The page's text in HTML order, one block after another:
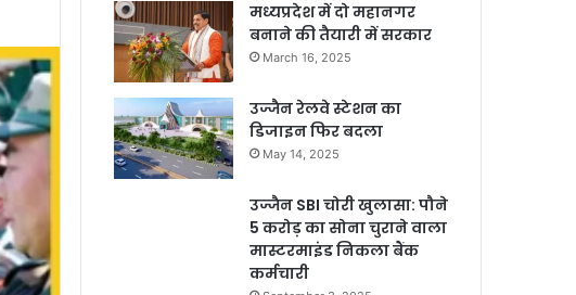
मध्यप्रदेश में दो महानगर
बनाने की तैयारी में सरकार
March 16, 2025
उज्जैन रेलवे स्टेशन का
डिजाइन फिर बदला
May 14, 2025
उज्जैन SBI चोरी खुलासा: पौने
5 करोड़ का सोना चुराने वाला
मास्टरमाइंड निकला बैंक
कर्मचारी